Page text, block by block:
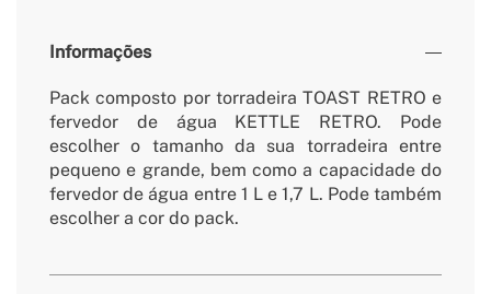
Informações
Pack composto por torradeira TOAST RETRO e
fervedor de água KETTLE RETRO. Pode
escolher o tamanho da sua torradeira entre
pequeno e grande, bem como a capacidade do
fervedor de água entre 1 L e 1,7 L. Pode também
escolher a cor do pack.